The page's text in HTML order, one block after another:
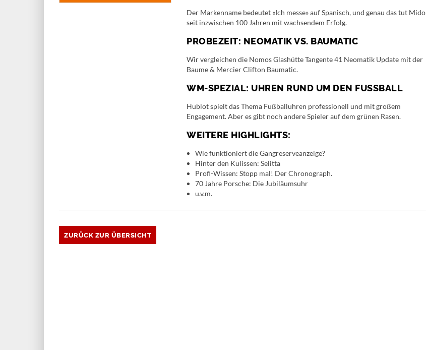
Der Markenname bedeutet «Ich messe» auf Spanisch, und genau das tut Mido
seit inzwischen 100 Jahren mit wachsendem Erfolg.
PROBEZEIT: NEOMATIK VS. BAUMATIC
Wir vergleichen die Nomos Glashütte Tangente 41 Neomatik Update mit der
Baume & Mercier Clifton Baumatic.
WM-SPEZIAL: UHREN RUND UM DEN FUSSBALL
Hublot spielt das Thema Fußballuhren professionell und mit großem
Engagement. Aber es gibt noch andere Spieler auf dem grünen Rasen.
WEITERE HIGHLIGHTS:
Wie funktioniert die Gangreserveanzeige?
Hinter den Kulissen: Selitta
Profi-Wissen: Stopp mal! Der Chronograph.
70 Jahre Porsche: Die Jubiläumsuhr
u.v.m.
ZURÜCK ZUR ÜBERSICHT